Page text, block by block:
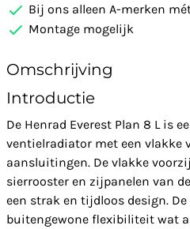
Bij ons alleen A-merken
Montage mogelijk
Omschrijving
Introductie
De Henrad Everest Plan 8 L is
ventielradiator met een vlakke
aansluitingen. De vlakke
sierrooster en zijpanelen van
een strak en tijdloos design.
buitengewone flexibiliteit wat